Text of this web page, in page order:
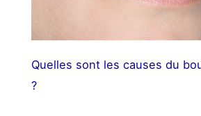
Quelles sont les causes du
?